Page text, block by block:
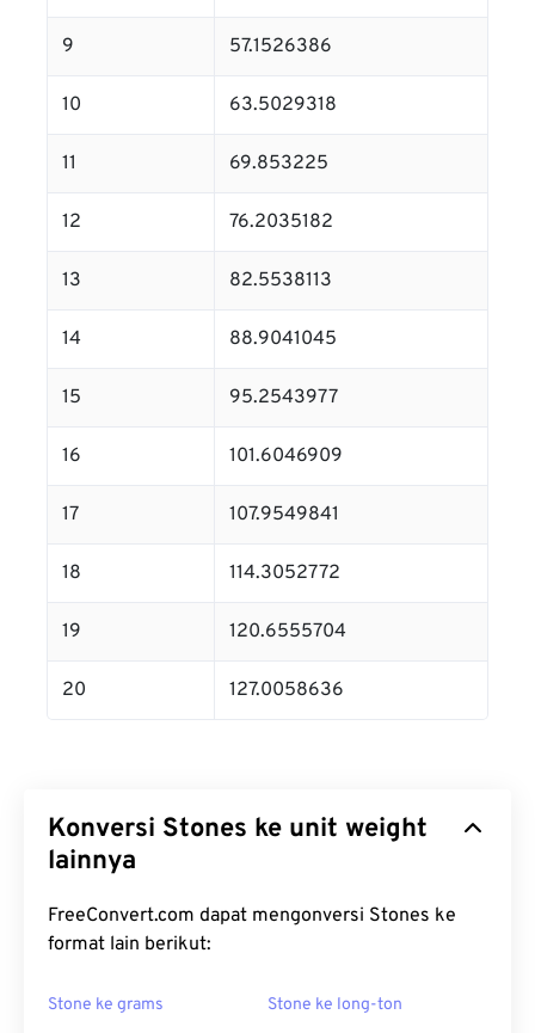
9 57.1526386
10 63.5029318
11 69.853225
12 76.2035182
13 82.5538113
14 88.9041045
15 95.2543977
16 101.6046909
17 107.9549841
18 114.3052772
19 120.6555704
20 127.0058636
Konversi Stones ke unit weight
lainnya
FreeConvert.com dapat mengonversi Stones ke
format lain berikut:
Stone ke grams Stone ke long-ton